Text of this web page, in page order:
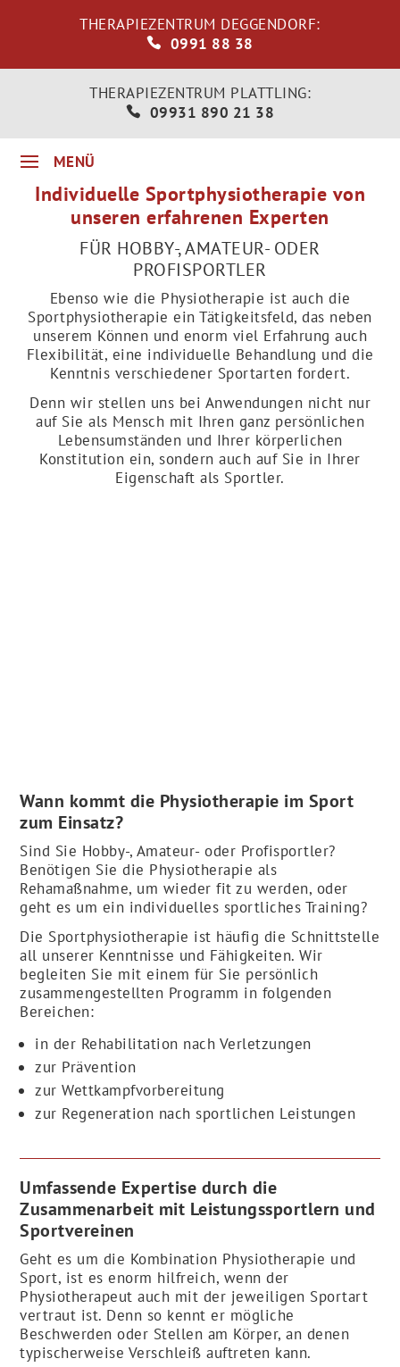
THERAPIEZENTRUM DEGGENDORF:
0991 88 38
THERAPIEZENTRUM PLATTLING:
09931 890 21 38
Individuelle Sportphysiotherapie von
unseren erfahrenen Experten
FÜR HOBBY-, AMATEUR- ODER
PROFISPORTLER
Ebenso wie die Physiotherapie ist auch die
Sportphysiotherapie ein Tätigkeitsfeld, das neben
unserem Können und enorm viel Erfahrung auch
Flexibilität, eine individuelle Behandlung und die
Kenntnis verschiedener Sportarten fordert.
Denn wir stellen uns bei Anwendungen nicht nur
auf Sie als Mensch mit Ihren ganz persönlichen
Lebensumständen und Ihrer körperlichen
Konstitution ein, sondern auch auf Sie in Ihrer
Eigenschaft als Sportler.
Wann kommt die Physiotherapie im Sport
zum Einsatz?
Sind Sie Hobby-, Amateur- oder Profisportler?
Benötigen Sie die Physiotherapie als
Rehamaßnahme, um wieder fit zu werden, oder
geht es um ein individuelles sportliches Training?
Die Sportphysiotherapie ist häufig die Schnittstelle
all unserer Kenntnisse und Fähigkeiten. Wir
begleiten Sie mit einem für Sie persönlich
zusammengestellten Programm in folgenden
Bereichen:
in der Rehabilitation nach Verletzungen
zur Prävention
zur Wettkampfvorbereitung
zur Regeneration nach sportlichen Leistungen
Umfassende Expertise durch die
Zusammenarbeit mit Leistungssportlern und
Sportvereinen
Geht es um die Kombination Physiotherapie und
Sport, ist es enorm hilfreich, wenn der
Physiotherapeut auch mit der jeweiligen Sportart
vertraut ist. Denn so kennt er mögliche
Beschwerden oder Stellen am Körper, an denen
typischerweise Verschleiß auftreten kann.